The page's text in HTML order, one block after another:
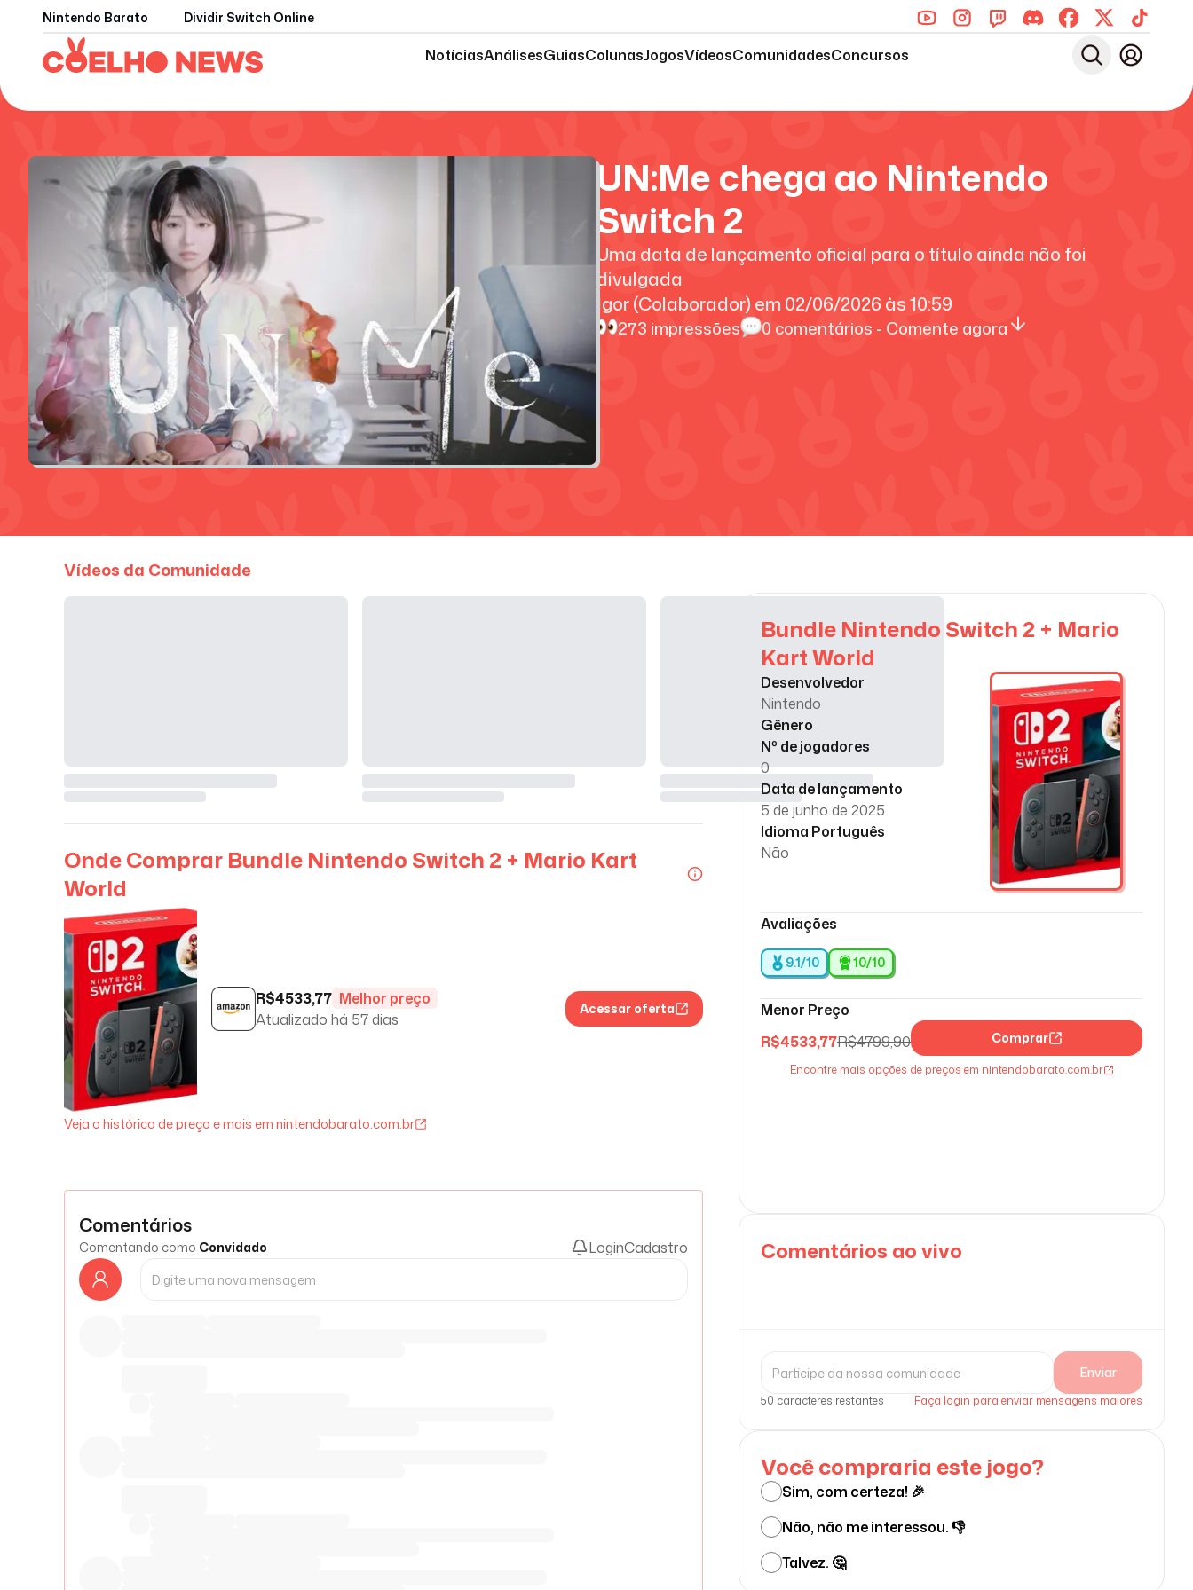
Nintendo Barato Dividir Switch Online
NotíciasAnálisesGuiasColunasJogosVídeosComunidadesConcursos
UN:Me chega ao Nintendo
Switch 2
Uma data de lançamento oficial para o título ainda não foi
divulgada
Igor (Colaborador) em 02/06/2026 às10:59
273 impressões 0 comentários - Comente agora
Vídeos da Comunidade
Onde Comprar Bundle Nintendo Switch 2 + Mario Kart
World
R$4533,77 Melhor preço
Atualizado há 57 dias
Acessar oferta
Veja o histórico de preço e mais em nintendobarato.com.br
Comentários
Comentando como Convidado LoginCadastro
Bundle Nintendo Switch 2 + Mario
Kart World
Desenvolvedor
Nintendo
Gênero
Nº de jogadores
0
Data de lançamento
5 de junho de 2025
Idioma Português
Não
Avaliações
9.1/10 10/10
Menor Preço
R$4533,77R$4799,90 Comprar
Encontre mais opções de preços em nintendobarato.com.br
Comentários ao vivo
Enviar
50 caracteres restantes Faça login para enviar mensagens maiores
Você compraria este jogo?
Sim, com certeza! 🎉
Não, não me interessou. 👎
Talvez. 🤔